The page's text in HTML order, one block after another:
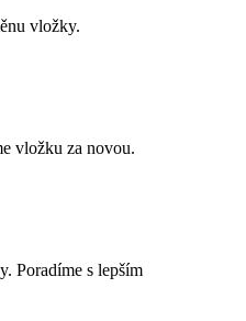
vložky.
vložku za novou.
Poradíme s lepším